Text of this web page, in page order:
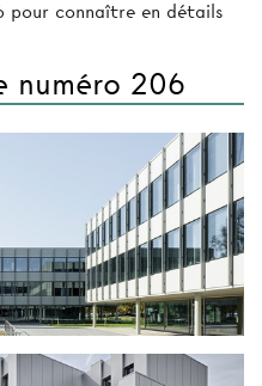
pour connaître en détails
numéro 206